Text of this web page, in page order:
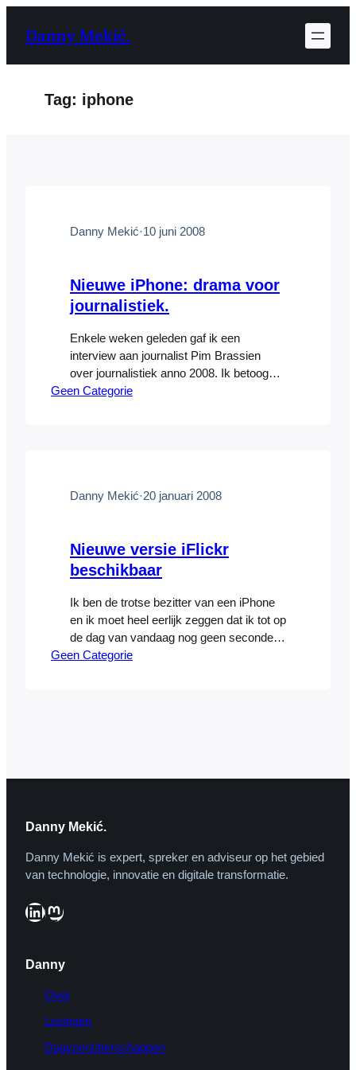
naarDanny Mekić.
Tag: iphone
Danny Mekić·10 juni 2008
Nieuwe iPhone: drama voor
journalistiek.
Enkele weken geleden gaf ik een
interview aan journalist Pim Brassien
over journalistiek anno 2008. Ik betoogde
dat er sprake is van een verloedering van
gevaar.…
Geen Categorie
Danny Mekić·20 januari 2008
Nieuwe versie iFlickr
beschikbaar
Ik ben de trotse bezitter van een iPhone
en ik moet heel eerlijk zeggen dat ik tot op
de dag van vandaag nog geen seconde
spijt heb gehad van mijn aanschaf. Een
Geen Categorie
Danny Mekić.
Danny Mekić is expert, spreker en adviseur op het gebied
van technologie, innovatie en digitale transformatie.
LinkedIn Mastodon
Danny
Over
Lezingen
Dagvoorzitterschappen